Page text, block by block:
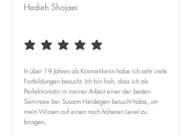
Hedieh Shojaei
average rating is 5 out of 5
In über 19 Jahren als Kosmetikerin habe ich sehr viele
Fortbildungen besucht. Ich bin froh, dass ich als
Perfektionistin in meiner Arbeit einer der besten
Seminare bei Susann Herdegen besucht habe, um
mein Wissen auf einen noch höheren Level zu
bringen.